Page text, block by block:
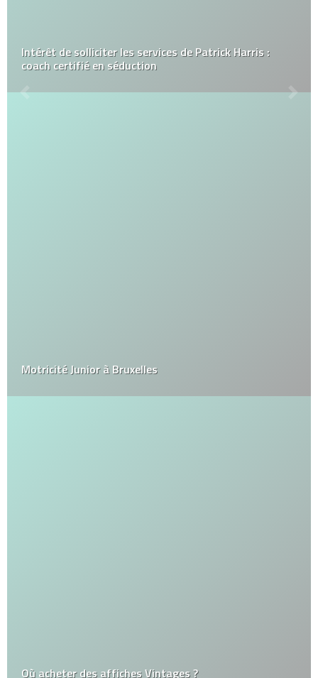
Intérêt de solliciter les services de Patrick Harris :
coach certifié en séduction
Motricité Junior à Bruxelles
Où acheter des affiches Vintages ?